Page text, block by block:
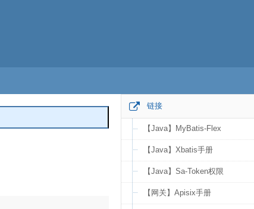
链接
【Java】MyBatis-Flex
【Java】Xbatis手册
【Java】Sa-Token权限
【网关】Apisix手册